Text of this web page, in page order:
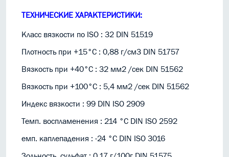
ТЕХНИЧЕСКИЕ ХАРАКТЕРИСТИКИ:
Класс вязкости по ISO : 32 DIN 51519
Плотность при +15°C : 0,88 г/см3 DIN 51757
Вязкость при +40°C : 32 мм2 /сек DIN 51562
Вязкость при +100°C : 5,4 мм2 /сек DIN 51562
Индекс вязкости : 99 DIN ISO 2909
Темп. воспламенения : 214 °C DIN ISO 2592
емп. каплепадения : -24 °C DIN ISO 3016